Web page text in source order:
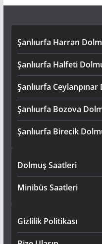
Şanlıurfa Harran
Şanlıurfa Halfeti
Şanlıurfa
Şanlıurfa Bozova
Şanlıurfa Birecik
Dolmuş Saatleri
Minibüs Saatleri
Gizlilik Politikası